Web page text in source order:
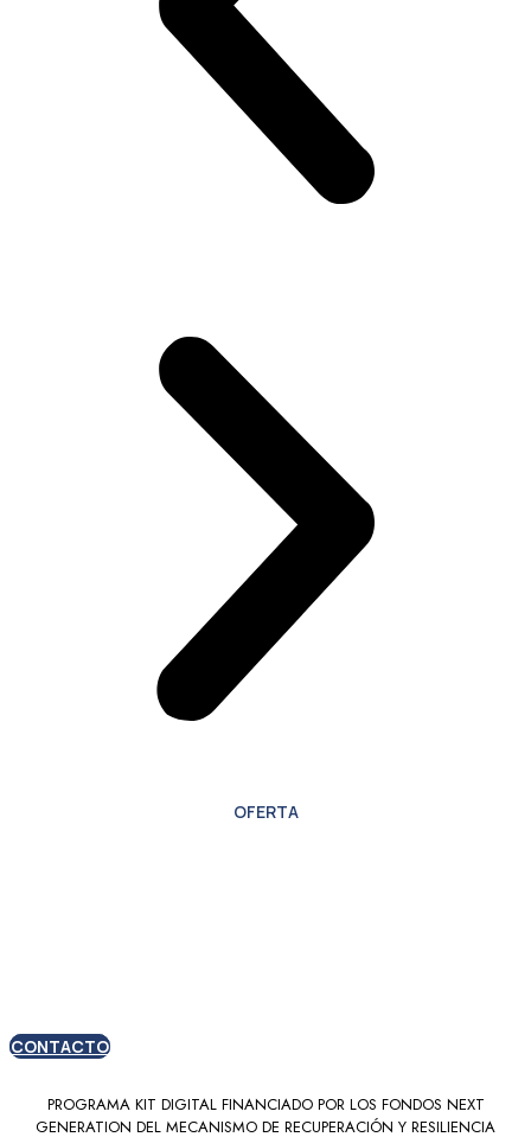
OFERTA
CONTACTO
PROGRAMA KIT DIGITAL FINANCIADO POR LOS FONDOS NEXT
GENERATION DEL MECANISMO DE RECUPERACIÓN Y RESILIENCIA